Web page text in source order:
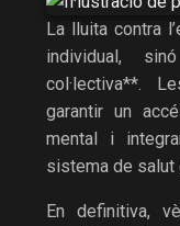
La lluita contra
individual,
col·lectiva**.
garantir un
mental i
sistema de salut
En definitiva,